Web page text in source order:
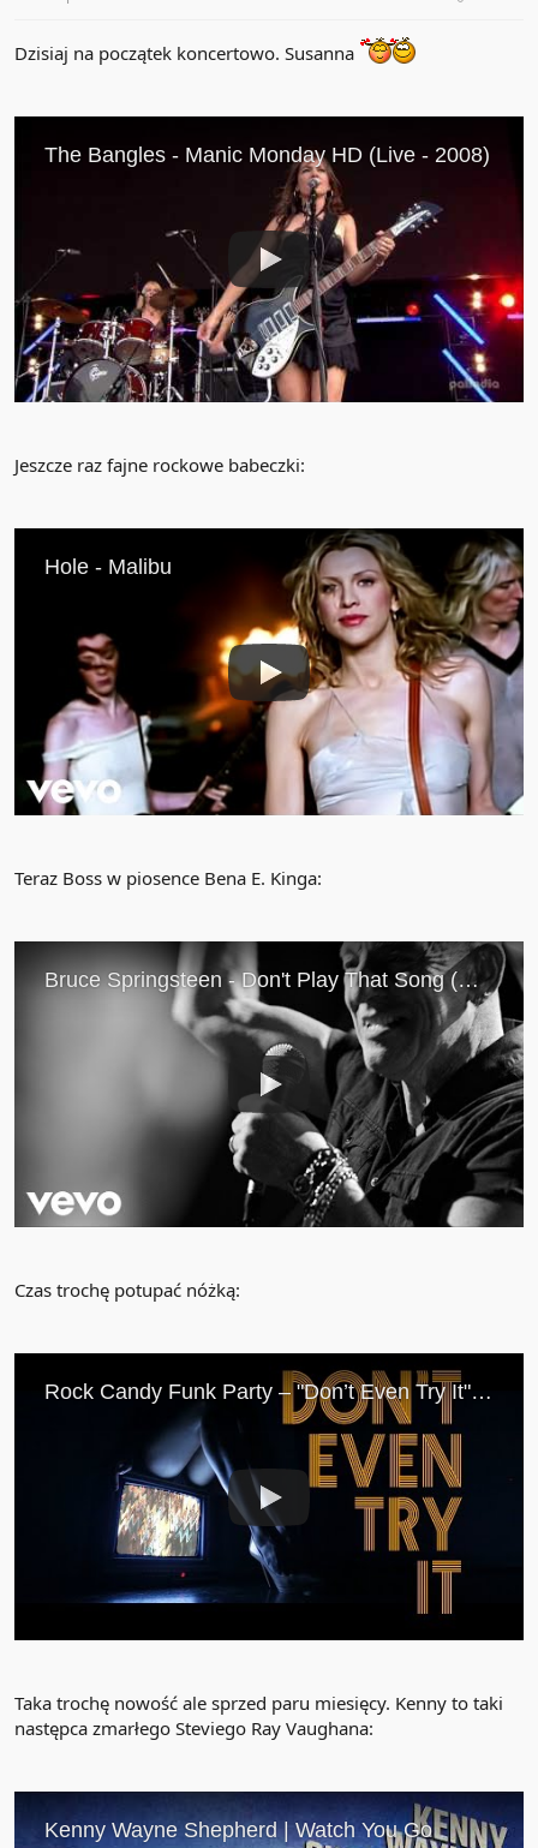
Dzisiaj na początek koncertowo. Susanna
Jeszcze raz fajne rockowe babeczki:
Teraz Boss w piosence Bena E. Kinga:
Czas trochę potupać nóżką:
Taka trochę nowość ale sprzed paru miesięcy. Kenny to taki
następca zmarłego Steviego Ray Vaughana: